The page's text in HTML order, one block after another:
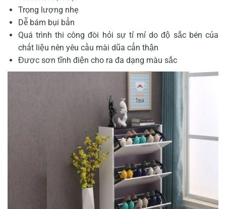
Trọng lượng nhẹ
Dễ bám bụi bẩn
Quá trình thi công đòi hỏi sự tỉ mỉ do độ sắc bén của
chất liệu nên yêu cầu mài dũa cẩn thận
Được sơn tĩnh điện cho ra đa dạng màu sắc